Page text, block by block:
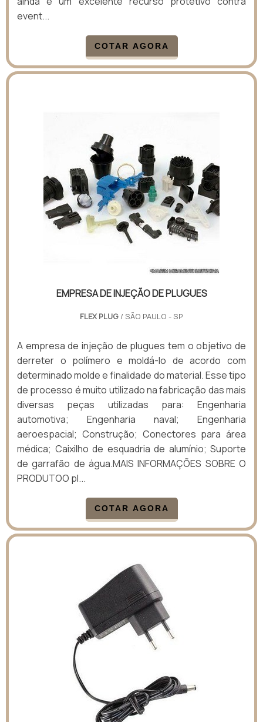
event...
COTAR AGORA
EMPRESA DE INJEÇÃO DE PLUGUES
FLEX PLUG / SÃO PAULO - SP
A empresa de injeção de plugues tem o objetivo de
derreter o polímero e moldá-lo de acordo com
determinado molde e finalidade do material. Esse tipo
de processo é muito utilizado na fabricação das mais
diversas peças utilizadas para: Engenharia
automotiva; Engenharia naval; Engenharia
aeroespacial; Construção; Conectores para área
médica; Caixilho de esquadria de alumínio; Suporte
de garrafão de água.MAIS INFORMAÇÕES SOBRE O
PRODUTOO pl...
COTAR AGORA